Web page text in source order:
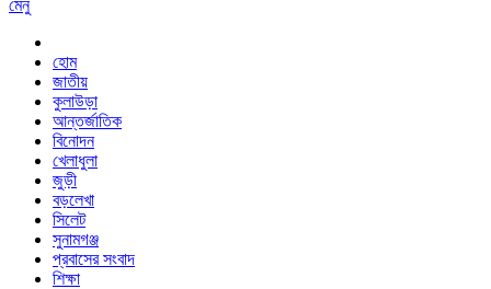
মেনু
হোম
জাতীয়
কুলাউড়া
আন্তর্জাতিক
বিনোদন
খেলাধুলা
জুড়ী
বড়লেখা
সিলেট
সুনামগঞ্জ
প্রবাসের সংবাদ
শিক্ষা